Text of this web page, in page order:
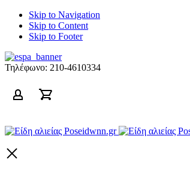
Skip to Navigation
Skip to Content
Skip to Footer
ΕΣΠΑ
2014-
Τηλέφωνο: 210-4610334
Είδη
Poseidwnn.gr